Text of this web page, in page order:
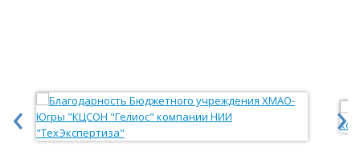
‹ ›